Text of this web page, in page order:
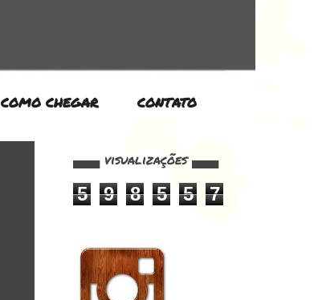
COMO CHEGAR CONTATO
▄▄▄ visualizações ▄▄▄
5 9 8 5 5 7